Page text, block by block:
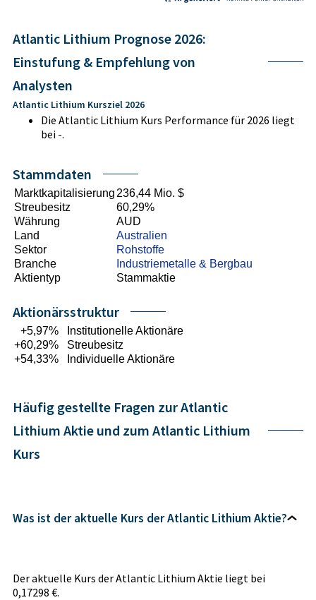
Atlantic Lithium Prognose 2026:
Einstufung & Empfehlung von
Analysten
Atlantic Lithium Kursziel 2026
Die Atlantic Lithium Kurs Performance für 2026 liegt
bei -.
Stammdaten
Marktkapitalisierung 236,44 Mio. $
Streubesitz
60,29%
Währung
AUD
Land
Australien
Sektor
Rohstoffe
Branche
Industriemetalle & Bergbau
Aktientyp
Stammaktie
Aktionärsstruktur
+5,97%
Institutionelle Aktionäre
+60,29%
Streubesitz
+54,33%
Individuelle Aktionäre
Häufig gestellte Fragen zur Atlantic
Lithium Aktie und zum Atlantic Lithium
Kurs
Was ist der aktuelle Kurs der Atlantic Lithium Aktie?
Der aktuelle Kurs der Atlantic Lithium Aktie liegt bei
0,17298 €.